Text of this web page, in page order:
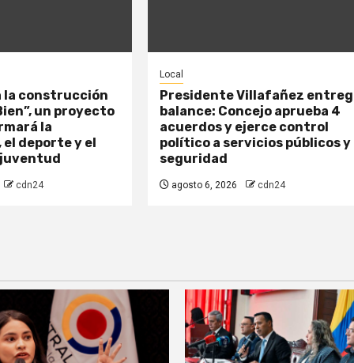
la construcción
un proyecto
la
deporte y el
cdn24
Local
Presidente Villafañez
balance: Concejo aprueba 4
acuerdos y ejerce control
político a servicios públicos y
seguridad
agosto 6, 2026 cdn24